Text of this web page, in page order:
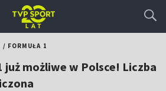
/ FORMUŁA 1
już możliwe w Polsce! Liczba